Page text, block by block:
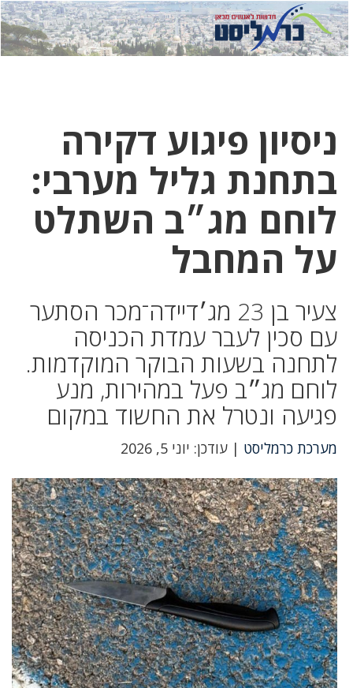
לחץ
כאן
לחץ
כדי
ניסיון פיגוע דקירה
בתחנת גליל מערבי:
לוחם מג״ב השתלט
על המחבל
צעיר בן 23 מג׳דיידה־מכר הסתער
עם סכין לעבר עמדת הכניסה
לתחנה בשעות הבוקר המוקדמות.
לוחם מג״ב פעל במהירות, מנע
פגיעה ונטרל את החשוד במקום
מערכת כרמליסט | עודכן: יוני 5, 2026